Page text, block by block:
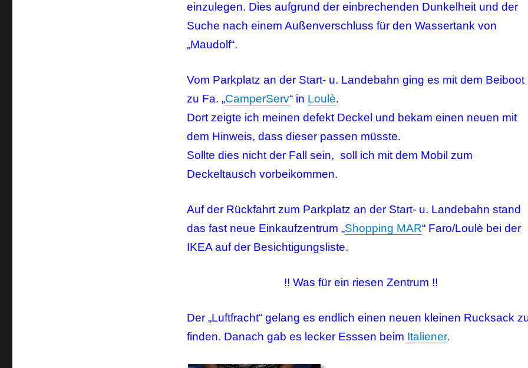
einzulegen. Dies aufgrund der einbrechenden Dunkelheit und der
Suche nach einem Außenverschluss für den Wassertank von
„Maudolf“.
Vom Parkplatz an der Start- u. Landebahn ging es mit dem Beiboot
zu Fa. „CamperServ“ in Loulè.
Dort zeigte ich meinen defekt Deckel und bekam einen neuen mit
dem Hinweis, dass dieser passen müsste.
Sollte dies nicht der Fall sein, soll ich mit dem Mobil zum
Deckeltausch vorbeikommen.
Auf der Rückfahrt zum Parkplatz an der Start- u. Landebahn stand
das fast neue Einkaufzentrum „Shopping MAR“ Faro/Loulè bei der
IKEA auf der Besichtigungsliste.
!! Was für ein riesen Zentrum !!
Der „Luftfracht“ gelang es endlich einen neuen kleinen Rucksack
finden. Danach gab es lecker Esssen beim Italiener.